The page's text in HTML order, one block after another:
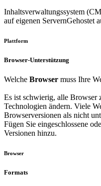
Inhaltsverwaltungssystem
auf eigenen ServernGehostet
Plattform
Browser-Unterstützung
Welche Browser muss Ihre
Es ist schwierig, alle Browser
Technologien ändern. Viele
Browserversionen als nicht
Fügen Sie eingeschlossene
Versionen hinzu.
Browser
Formats